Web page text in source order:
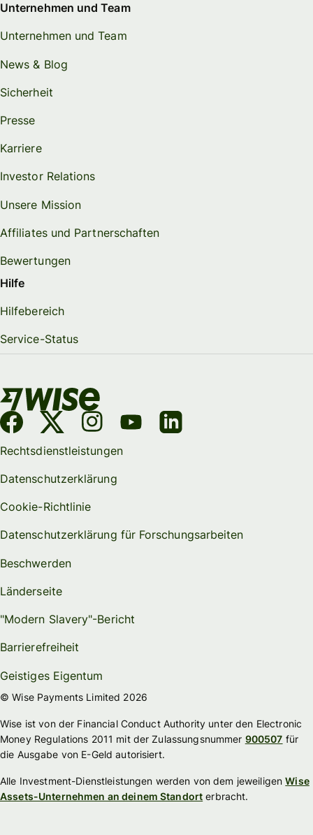
Unternehmen und Team
Unternehmen und Team
News & Blog
Sicherheit
Presse
Karriere
Investor Relations
Unsere Mission
Affiliates und Partnerschaften
Bewertungen
Hilfe
Hilfebereich
Service-Status
Rechtsdienstleistungen
Datenschutzerklärung
Cookie-Richtlinie
Datenschutzerklärung für Forschungsarbeiten
Beschwerden
Länderseite
"Modern Slavery"-Bericht
Barrierefreiheit
Geistiges Eigentum
© Wise Payments Limited 2026
Wise ist von der Financial Conduct Authority unter den Electronic
Money Regulations 2011 mit der Zulassungsnummer 900507 für
die Ausgabe von E-Geld autorisiert.
Alle Investment-Dienstleistungen werden von dem jeweiligenWise
Assets-Unternehmen an deinem Standort erbracht.